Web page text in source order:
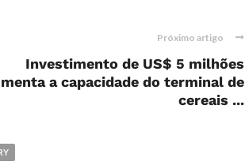
Próximo artigo
Investimento de US$ 5 milhões
a capacidade do terminal de
cereais ...